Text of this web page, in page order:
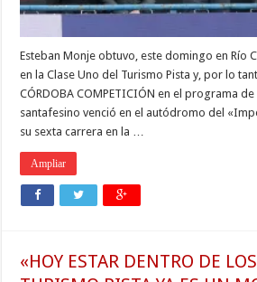
Esteban Monje obtuvo, este domingo en Río
en la Clase Uno del Turismo Pista y, por lo
CÓRDOBA COMPETICIÓN en el programa
santafesino venció en el autódromo del
su sexta carrera en la …
Ampliar
«HOY ESTAR DENTRO DE